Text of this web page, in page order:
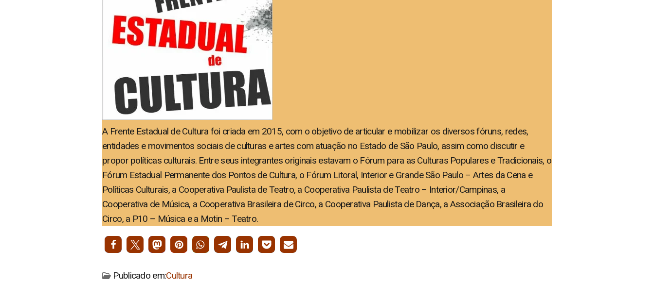
A Frente Estadual de Cultura foi criada em 2015, com o objetivo de articular e mobilizar os diversos fóruns, redes,
entidades e movimentos sociais de culturas e artes com atuação no Estado de São Paulo, assim como discutir e
propor políticas culturais. Entre seus integrantes originais estavam o Fórum para as Culturas Populares e Tradicionais, o
Fórum Estadual Permanente dos Pontos de Cultura, o Fórum Litoral, Interior e Grande São Paulo – Artes da Cena e
Políticas Culturais, a Cooperativa Paulista de Teatro, a Cooperativa Paulista de Teatro – Interior/Campinas, a
Cooperativa de Música, a Cooperativa Brasileira de Circo, a Cooperativa Paulista de Dança, a Associação Brasileira do
Circo, a P10 – Música e a Motin – Teatro.
Publicado em:Cultura